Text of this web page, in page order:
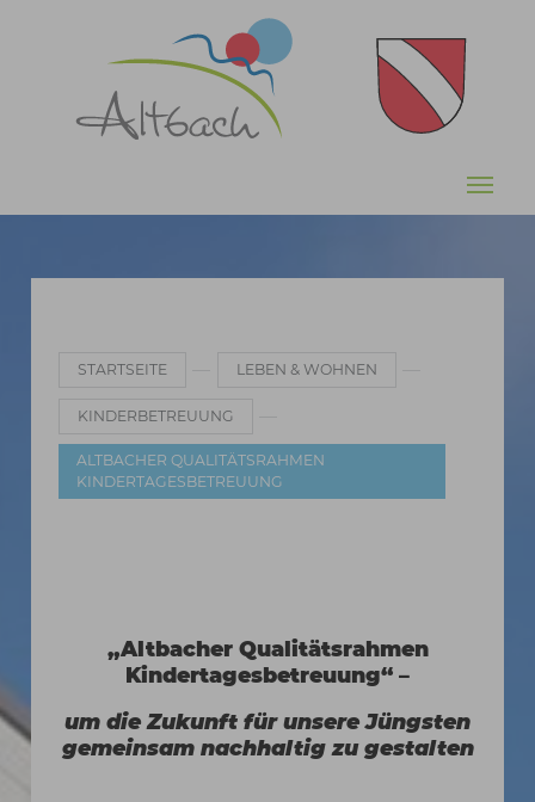
Zum Hauptinhalt springen
STARTSEITE LEBEN & WOHNEN
KINDERBETREUUNG
ALTBACHER QUALITÄTSRAHMEN
KINDERTAGESBETREUUNG
„Altbacher Qualitätsrahmen
Kindertagesbetreuung“ –
um die Zukunft für unsere Jüngsten
gemeinsam nachhaltig zu gestalten